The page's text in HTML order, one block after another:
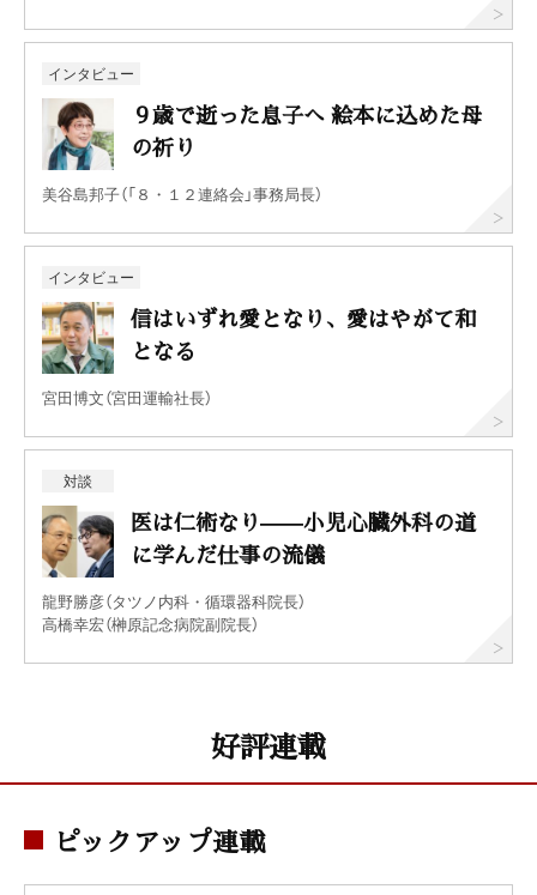
インタビュー
９歳で逝った息子へ 絵本に込めた母
の祈り
美谷島邦子（「８・１２連絡会」事務局長）
インタビュー
信はいずれ愛となり、愛はやがて和
となる
宮田博文（宮田運輸社長）
対談
医は仁術なり——小児心臓外科の道
に学んだ仕事の流儀
龍野勝彦（タツノ内科・循環器科院長）
高橋幸宏（榊原記念病院副院長）
好評連載
ピックアップ連載